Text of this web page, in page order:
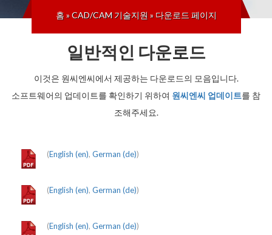
홈»CAD/CAM 기술지원 » 다운로드 페이지
일반적인 다운로드
이것은 원씨엔씨에서 제공하는 다운로드의 모음입니다.
소프트웨어의 업데이트를 확인하기 위하여 원씨엔씨 업데이트를 참
조해주세요.
(English (en), German (de))
(English (en), German (de))
(English (en), German (de))